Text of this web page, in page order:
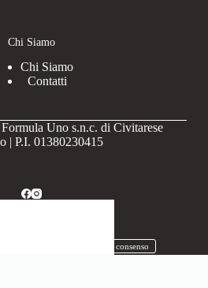
Chi Siamo
Chi Siamo
Contatti
Uno s.n.c. di Civitarese
| P.I. 01380230415
Revoca il consenso